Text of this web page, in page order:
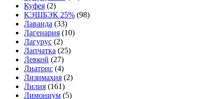
Куфея (2)
КЭШБЭК 25% (98)
Лаванда (33)
Лагенария (10)
Лагурус (2)
Лапчатка (25)
Левкой (27)
Лиатрис (4)
Лизимахия (2)
Лилия (161)
Лимониум (5)